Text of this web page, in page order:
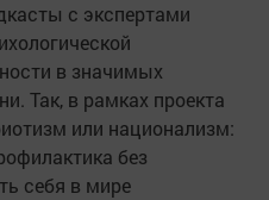
с экспертами
в значимых
Так, в рамках проекта
или национализм:
без
себя в мире